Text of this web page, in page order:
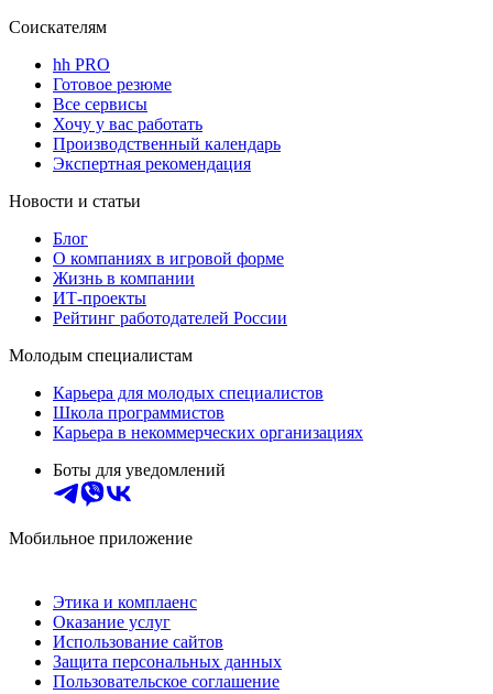
Соискателям
hh PRO
Готовое резюме
Все сервисы
Хочу у вас работать
Производственный календарь
Экспертная рекомендация
Новости и статьи
Блог
О компаниях в игровой форме
Жизнь в компании
ИТ-проекты
Рейтинг работодателей России
Молодым специалистам
Карьера для молодых специалистов
Школа программистов
Карьера в некоммерческих организациях
Боты для уведомлений
Мобильное приложение
Этика и комплаенс
Оказание услуг
Использование сайтов
Защита персональных данных
Пользовательское соглашение